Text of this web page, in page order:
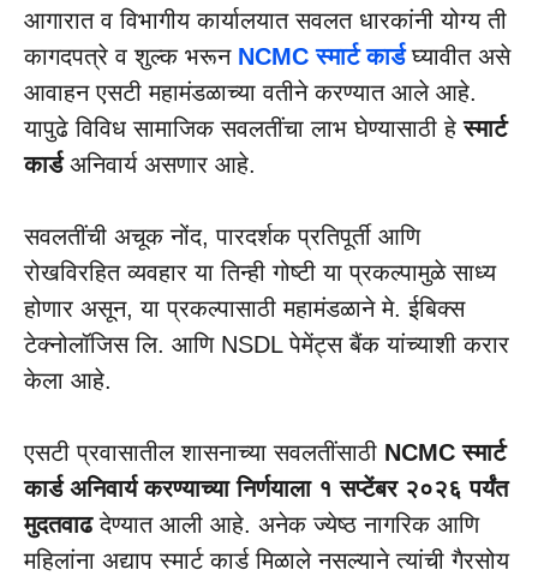
आगारात व विभागीय कार्यालयात सवलत धारकांनी योग्य ती
कागदपत्रे व शुल्क भरून NCMC स्मार्ट कार्डघ्यावीत असे
आवाहन एसटी महामंडळाच्या वतीने करण्यात आले आहे.
यापुढे विविध सामाजिक सवलतींचा लाभ घेण्यासाठी हेस्मार्ट
कार्डअनिवार्य असणार आहे.
सवलतींची अचूक नोंद, पारदर्शक प्रतिपूर्ती आणि
रोखविरहित व्यवहार या तिन्ही गोष्टी या प्रकल्पामुळे साध्य
होणार असून, या प्रकल्पासाठी महामंडळाने मे. ईबिक्स
टेक्नोलॉजिस लि. आणि NSDL पेमेंट्स बैंक यांच्याशी करार
केला आहे.
एसटी प्रवासातील शासनाच्या सवलतींसाठी NCMC स्मार्ट
कार्ड अनिवार्य करण्याच्या निर्णयाला १ सप्टेंबर २०२६ पर्यंत
मुदतवाढदेण्यात आली आहे. अनेक ज्येष्ठ नागरिक आणि
महिलांना अद्याप स्मार्ट कार्ड मिळाले नसल्याने त्यांची गैरसोय